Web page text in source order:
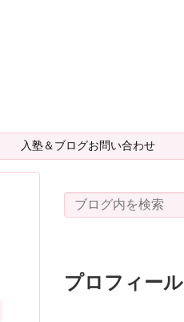
入塾＆ブログお問い合わせ
プロフィール